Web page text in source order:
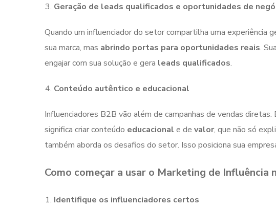
Geração de leads qualificados e oportunidades de
Quando um influenciador do setor compartilha uma experiência
sua marca, mas abrindo portas para oportunidades reais.
engajar com sua solução e gera leads qualificados.
Conteúdo autêntico e educacional
Influenciadores B2B vão além de campanhas de vendas diretas.
significa criar conteúdo educacional e de valor, que não só
também aborda os desafios do setor. Isso posiciona sua
Como começar a usar o Marketing de Influência
Identifique os influenciadores certos